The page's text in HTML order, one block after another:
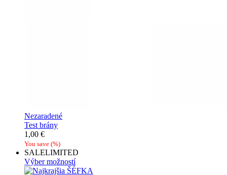
Nezaradené
Test brány
1,00 €
You save (%)
SALELIMITED
Výber možností